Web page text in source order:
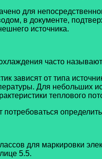
для
в документе,
источника.
часто называют
зависят от типа
Для небольших
теплового
для маркировки
5.5.